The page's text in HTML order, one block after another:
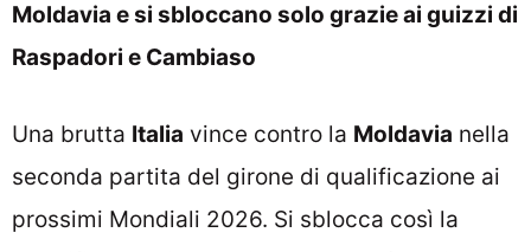
Moldavia e si sbloccano solo grazie ai guizzi di
Raspadori e Cambiaso
Una brutta Italia vince contro la Moldavia nella
seconda partita del girone di qualificazione ai
prossimi Mondiali 2026. Si sblocca così la